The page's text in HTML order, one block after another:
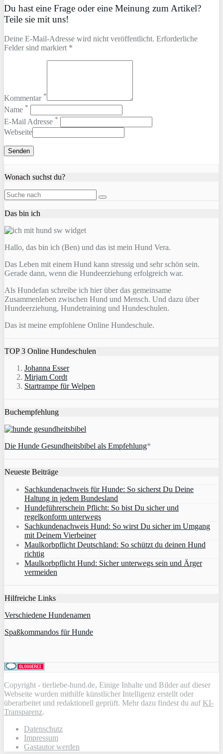
Du hast eine Frage oder eine Meinung zum Artikel?
Teile sie mit uns!
Deine E-Mail-Adresse wird nicht veröffentlicht. Erforderliche
Felder sind markiert *
Kommentar *
Name *
E-Mail Adresse *
Webseite
Wonach suchst du?
Das bin ich
Hallo, das bin ich (Ben) und das ist mein Hund Vera.
Das Leben mit einem Hund kann stressig und sehr schön sein.
Gerade dann, wenn die Hundeerziehung erfolgreich war.
Als Hundefan schreibe ich hier über das gemeinsame
Zusammenleben zwischen Hund und Mensch. Und dazu über
Hundeerziehung, Hundetraining und Hundeschulen.
Das ist meine empfohlene Online Hundeschule.
TOP 3 Online Hundeschulen
Johanna Esser
Mirjam Cordt
Startrampe für Welpen
Buchempfehlung
Die Hunde Gesundheitsbibel als Empfehlung*
Neueste Beiträge
Sachkundenachweis für Hunde: So sicherst Du Deine
Haltung in jedem Bundesland
Hundeführerschein Pflicht: So bist Du sicher und
regelkonform unterwegs
Sachkundenachweis Hund: So wirst Du sicher im Umgang
mit Deinem Vierbeiner
Maulkorbpflicht Deutschland: So schützt du deinen Hund
richtig
Maulkorbpflicht Hund: Sicher unterwegs sein und Ärger
vermeiden
Hilfreiche Links
Verschiedene Hundenamen
Spaßkommandos für Hunde
Copyright - tierliebe-hund.de, Einige Inhalte und Bilder auf dieser
Webseite wurden mithilfe künstlicher Intelligenz erstellt oder
überarbeitet und redaktionell geprüft. Mehr dazu findest du auf KI-
Transparenz.
Datenschutz
Impressum
Gastautor werden